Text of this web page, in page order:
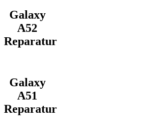
Galaxy
A52
Reparatur
Galaxy
A51
Reparatur